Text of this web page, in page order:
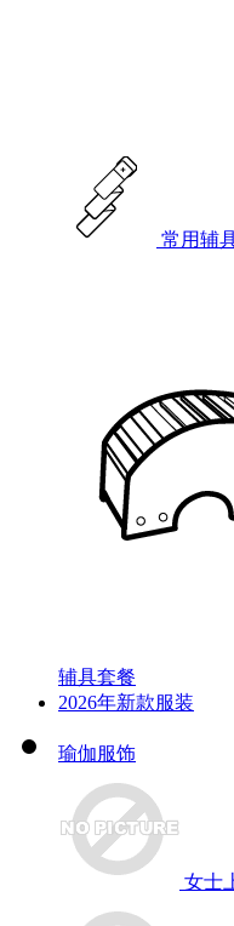
常用辅
辅具套餐
2026年新款服装
瑜伽服饰
女士